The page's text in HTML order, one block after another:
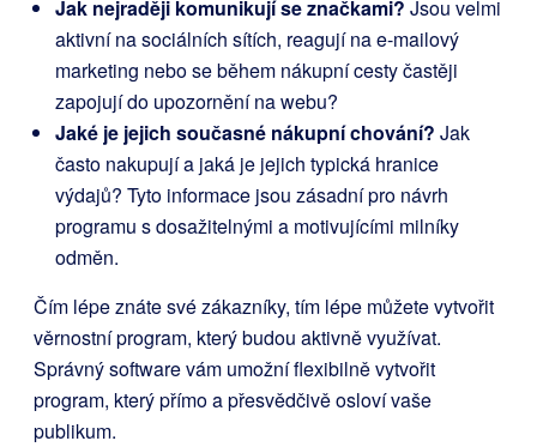
Jak nejraději komunikují se značkami? Jsou velmi
aktivní na sociálních sítích, reagují na e-mailový
marketing nebo se během nákupní cesty častěji
zapojují do upozornění na webu?
Jaké je jejich současné nákupní chování? Jak
často nakupují a jaká je jejich typická hranice
výdajů? Tyto informace jsou zásadní pro návrh
programu s dosažitelnými a motivujícími milníky
odměn.
Čím lépe znáte své zákazníky, tím lépe můžete vytvořit
věrnostní program, který budou aktivně využívat.
Správný software vám umožní flexibilně vytvořit
program, který přímo a přesvědčivě osloví vaše
publikum.